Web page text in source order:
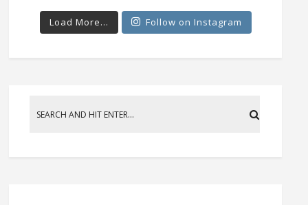
Load More... Follow on Instagram